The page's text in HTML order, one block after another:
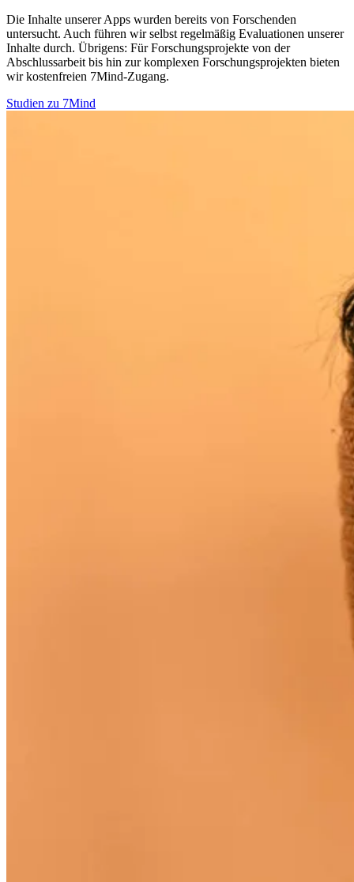
Die Inhalte unserer Apps wurden bereits von Forschenden
untersucht. Auch führen wir selbst regelmäßig Evaluationen unserer
Inhalte durch. Übrigens: Für Forschungsprojekte von der
Abschlussarbeit bis hin zur komplexen Forschungsprojekten bieten
wir kostenfreien 7Mind-Zugang.
Studien zu 7Mind